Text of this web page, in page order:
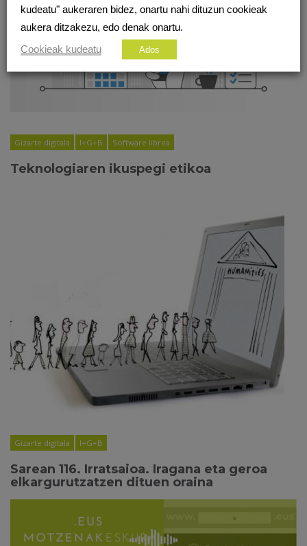
Gizarte digitala I+G+B Software librea
Teknologiaren ikuspegi etikoa
Gizarte digitala I+G+B
Sarean 116. Irratsaioa. Iragana eta geroa
elkargurutzatzen dituen oraina
kudeatu" aukeraren bidez, onartu nahi dituzun cookieak
aukera ditzakezu, edo denak onartu.
Cookieak kudeatu
Ados